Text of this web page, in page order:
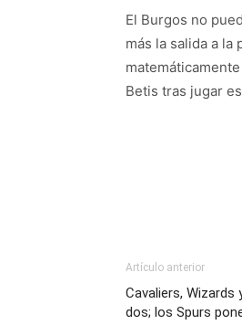
El Burgos no
más la salida a la
Betis tras jugar
Artículo anterior
Cavaliers, Wizards
dos; los Spurs